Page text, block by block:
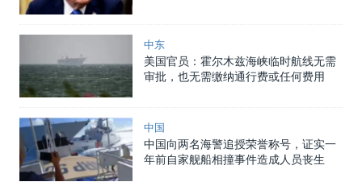
中东
美国官员：霍尔木兹海峡临时航线无需
审批，也无需缴纳通行费或任何费用
中国
中国向两名海警追授荣誉称号，证实一
年前自家舰船相撞事件造成人员丧生